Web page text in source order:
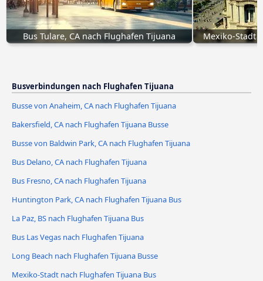
Bus Tulare, CA nach Flughafen Tijuana Mexiko-Stadt
Busverbindungen nach Flughafen Tijuana
Busse von Anaheim, CA nach Flughafen Tijuana
Bakersfield, CA nach Flughafen Tijuana Busse
Busse von Baldwin Park, CA nach Flughafen Tijuana
Bus Delano, CA nach Flughafen Tijuana
Bus Fresno, CA nach Flughafen Tijuana
Huntington Park, CA nach Flughafen Tijuana Bus
La Paz, BS nach Flughafen Tijuana Bus
Bus Las Vegas nach Flughafen Tijuana
Long Beach nach Flughafen Tijuana Busse
Mexiko-Stadt nach Flughafen Tijuana Bus